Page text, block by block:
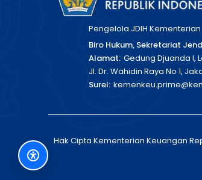
Pengelola JDIH
Biro Hukum, Sekretariat
Alamat: Gedung Djuanda I,
Jl. Dr. Wahidin Raya No 1,
Surel:
Hak Cipta Kementerian Keuangan